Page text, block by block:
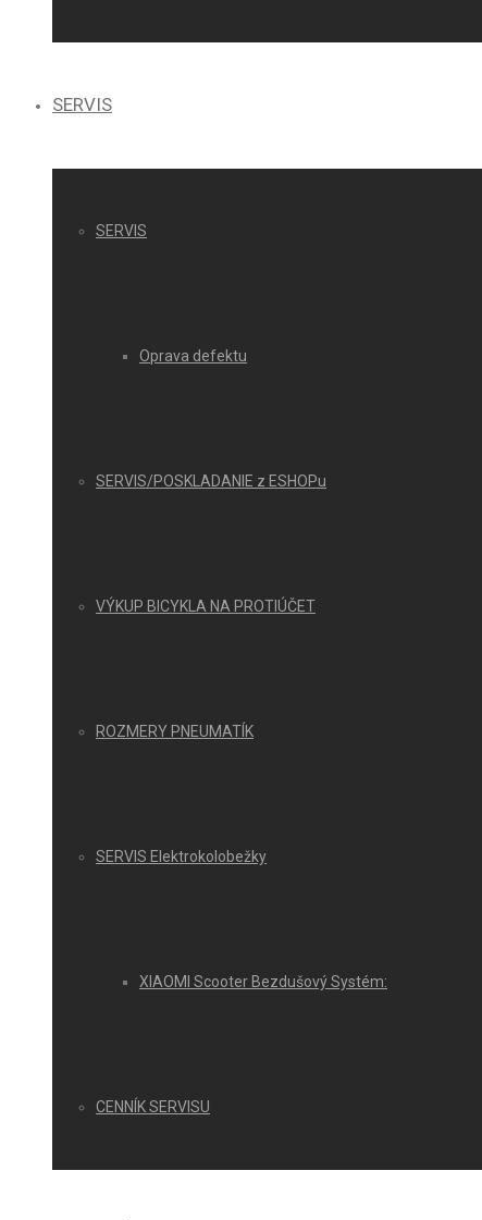
SERVIS
SERVIS
Oprava defektu
SERVIS/POSKLADANIE z ESHOPu
VÝKUP BICYKLA NA PROTIÚČET
ROZMERY PNEUMATÍK
SERVIS Elektrokolobežky
XIAOMI Scooter Bezdušový Systém:
CENNÍK SERVISU